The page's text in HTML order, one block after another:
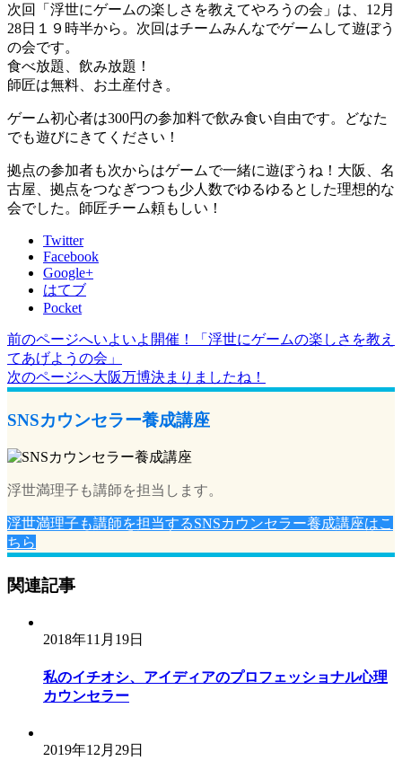
次回「浮世にゲームの楽しさを教えてやろうの会」は、12月
28日１９時半から。次回はチームみんなでゲームして遊ぼう
の会です。
食べ放題、飲み放題！
師匠は無料、お土産付き。
ゲーム初心者は300円の参加料で飲み食い自由です。どなた
でも遊びにきてください！
拠点の参加者も次からはゲームで一緒に遊ぼうね！大阪、名
古屋、拠点をつなぎつつも少人数でゆるゆるとした理想的な
会でした。師匠チーム頼もしい！
Twitter
Facebook
Google+
はてブ
Pocket
投
稿
ビ
ゲ
ー
シ
ョ
ン
前のページへいよいよ開催！「浮世にゲームの楽しさを教え
てあげようの会」
次のページへ大阪万博決まりましたね！
SNSカウンセラー養成講座
浮世満理子も講師を担当します。
浮世満理子も講師を担当するSNSカウンセラー養成講座はこ
ちら
関連記事
2018年11月19日
私のイチオシ、アイディアのプロフェッショナル心理
カウンセラー
2019年12月29日